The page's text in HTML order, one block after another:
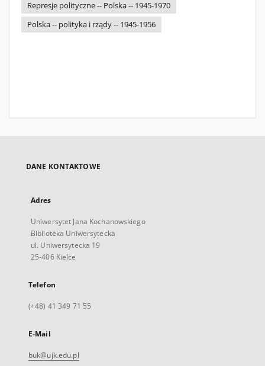
Represje polityczne -- Polska -- 1945-1970
Polska -- polityka i rządy -- 1945-1956
DANE KONTAKTOWE
Adres
Uniwersytet Jana Kochanowskiego
Biblioteka Uniwersytecka
ul. Uniwersytecka 19
25-406 Kielce
Telefon
(+48) 41 349 71 55
E-Mail
buk@ujk.edu.pl